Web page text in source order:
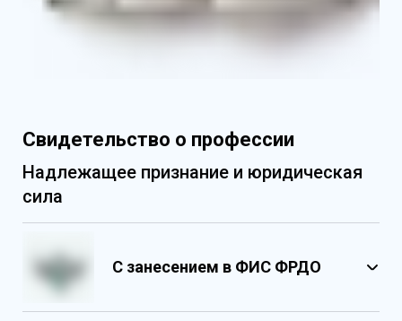
Приложение к свидетельству с указанием
основных базовых и профильных дисциплин
Свидетельство о профессии
Надлежащее признание и юридическая
сила
С занесением в ФИС ФРДО